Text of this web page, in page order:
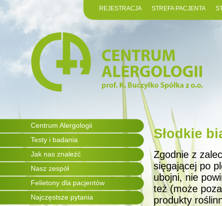
REJESTRACJA STREFA PACJENTA
Centrum Alergologii
Testy i badania
Jak nas znaleźć
Nasz zespół
Felietony dla pacjentów
Najczęstsze pytania
Słodkie
Zgodnie z
sięgającej po
ubojni, nie
też (może
produkty